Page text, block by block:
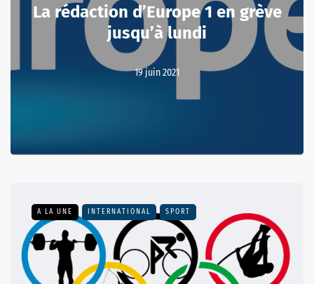
La rédaction d’Europe 1 en grève
jusqu’à lundi
19 juin 2021
A LA UNE INTERNATIONAL SPORT